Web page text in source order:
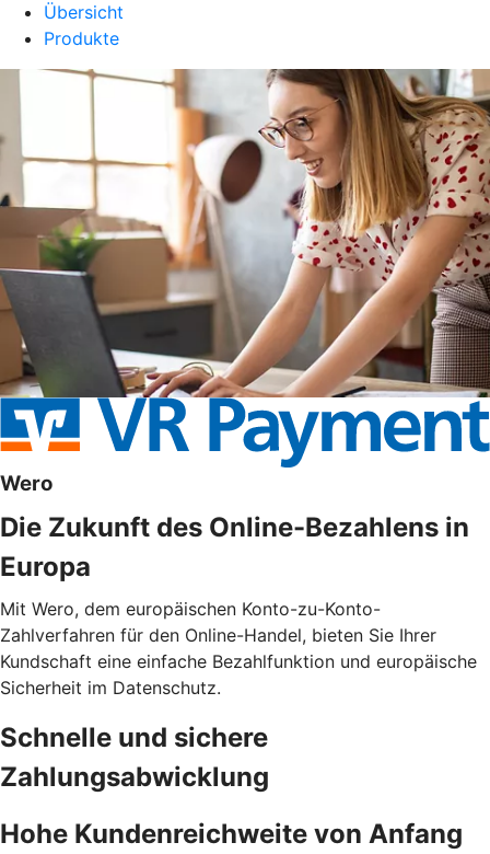
Übersicht
Produkte
Wero
Die Zukunft des Online-Bezahlens in
Europa
Mit Wero, dem europäischen Konto-zu-Konto-
Zahlverfahren für den Online-Handel, bieten Sie Ihrer
Kundschaft eine einfache Bezahlfunktion und europäische
Sicherheit im Datenschutz.
Schnelle und sichere
Zahlungsabwicklung
Hohe Kundenreichweite von Anfang